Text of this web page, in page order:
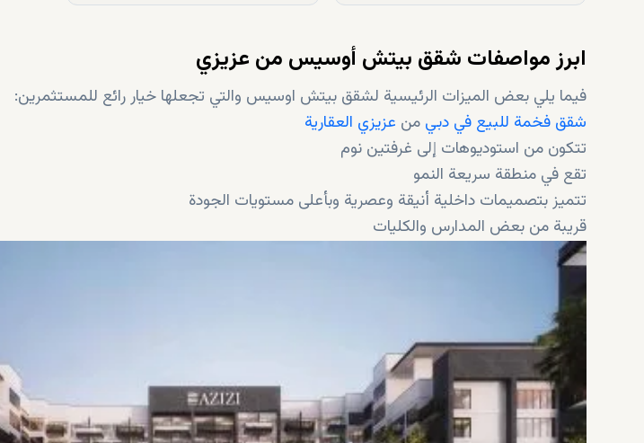
ابرز مواصفات شقق بيتش أوسيس من عزيزي
فيما يلي بعض الميزات الرئيسية لشقق بيتش اوسيس والتي تجعلها خيار رائع للمستثمرين:
شقق فخمة للبيع في دبي من عزيزي العقارية
تتكون من استوديوهات إلى غرفتين نوم
تقع في منطقة سريعة النمو
تتميز بتصميمات داخلية أنيقة وعصرية وبأعلى مستويات الجودة
قريبة من بعض المدارس والكليات
قريبة من موقع إكسبو 2020
مجهزة بوسائل راحة ممتازة
مقدمة بأسعار مناسبة
بخطط تقسيط مرنة